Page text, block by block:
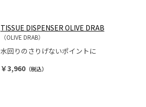
TISSUE DISPENSER OLIVE DRAB
（OLIVE DRAB）
水回りのさりげないポイントに
￥3,960（税込）